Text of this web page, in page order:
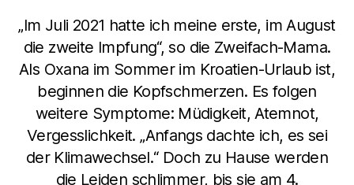
„Im Juli 2021 hatte ich meine erste, im August
die zweite Impfung“, so die Zweifach-Mama.
Als Oxana im Sommer im Kroatien-Urlaub ist,
beginnen die Kopfschmerzen. Es folgen
weitere Symptome: Müdigkeit, Atemnot,
Vergesslichkeit. „Anfangs dachte ich, es sei
der Klimawechsel.“ Doch zu Hause werden
die Leiden schlimmer, bis sie am 4.